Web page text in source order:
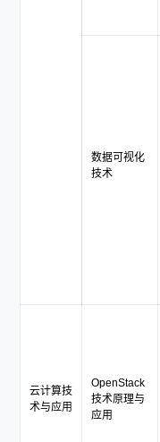
数据可视化
技术
云计算技
术与应用
OpenStack
技术原理与
应用